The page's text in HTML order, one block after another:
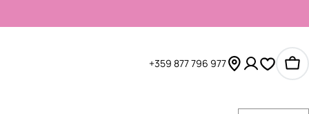
+359 877 796 977